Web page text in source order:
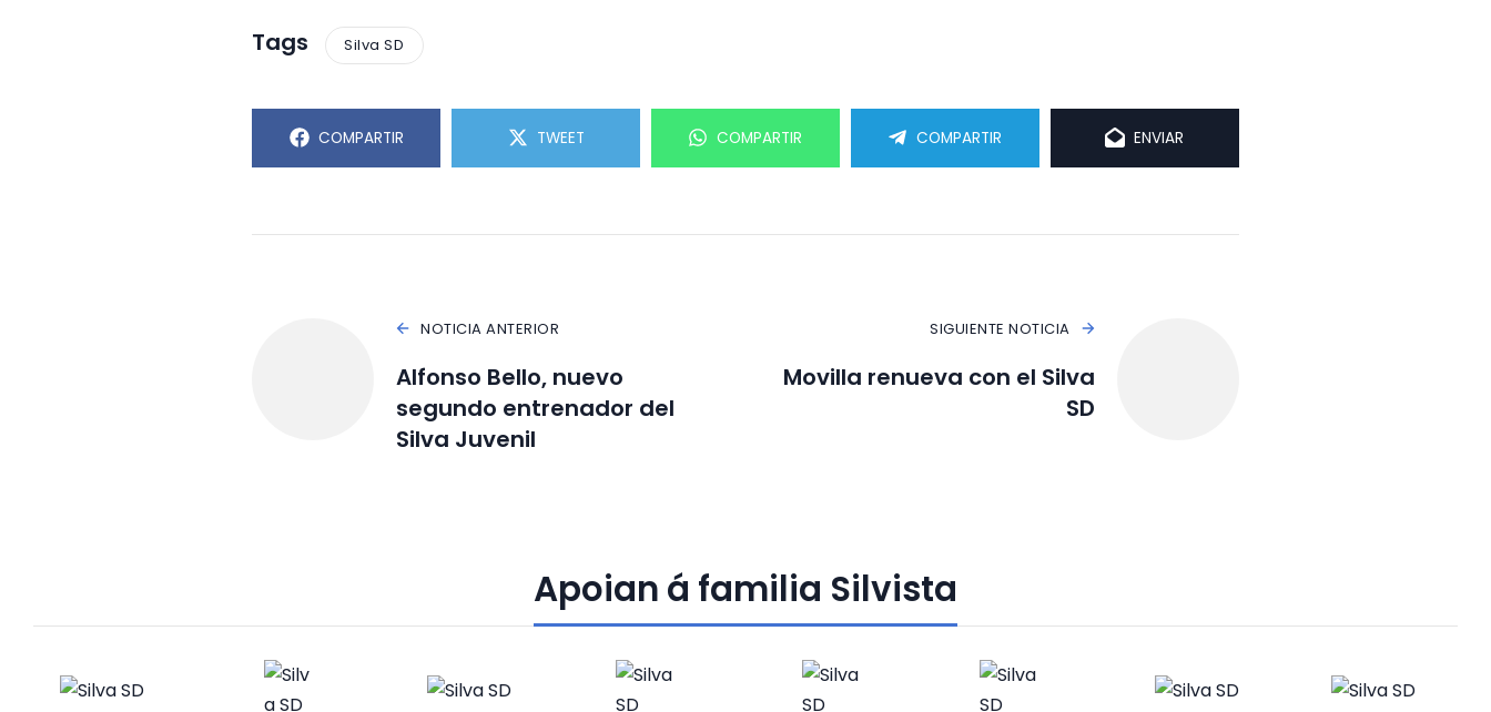
Tags Silva SD
COMPARTIR TWEET COMPARTIR COMPARTIR ENVIAR
NOTICIA ANTERIOR
Alfonso Bello, nuevo
segundo entrenador del
Silva Juvenil
SIGUIENTE NOTICIA
Movilla renueva con el Silva
SD
Apoian á familia Silvista